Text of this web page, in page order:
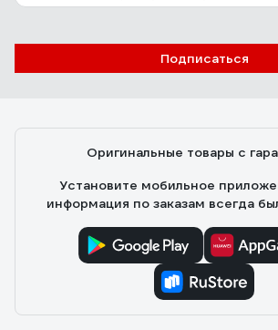
Подписаться
Оригинальные товары с
Установите мобильное
информация по заказам всегда